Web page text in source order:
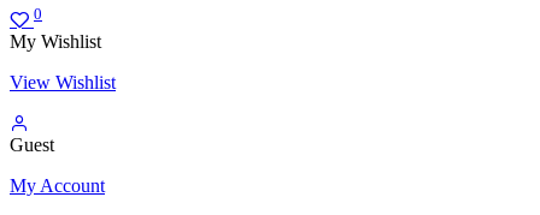
0
My Wishlist
View Wishlist
Guest
My Account